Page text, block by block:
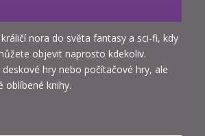
nora do světa fantasy a sci-fi, kdy
objevit naprosto kdekoliv.
hry nebo počítačové hry, ale
oblíbené knihy.